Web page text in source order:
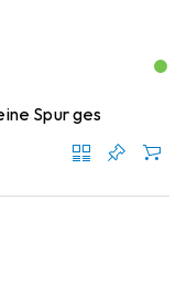
Spur ges